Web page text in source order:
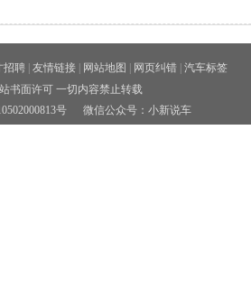
招聘 友情链接 网站地图 网页纠错
汽车标签
书面许可 一切内容禁止转载
号微信公众号：小新说车